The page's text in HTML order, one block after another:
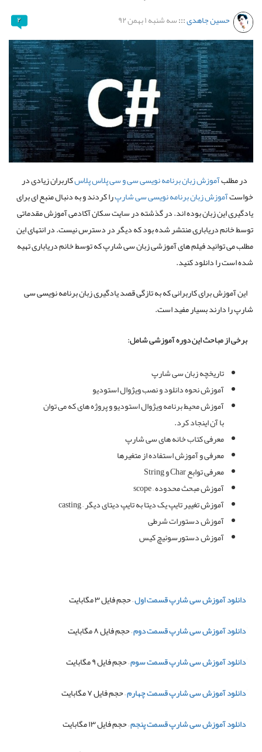
حسین جاهدی:::سه شنبه ۱ بهمن ۹۲ ۲
در مطلبآموزش زبان برنامه نویسی سی و سی پلاس پلاسکاربران زیادی در
خواستآموزش زبان برنامه نویسی سی شارپرا کردند و به دنبال منبع ای برای
یادگیری این زبان بوده اند. در گذشته در سایت سکان آکادمی آموزش مقدماتی
توسط خانم دریاباری منتشر شده بود که دیگر در دسترس نیست. در انتهای این
مطلب می توانید فیلم های آموزشی زبان سی شارپ که توسط خانم دریاباری تهیه
شده است را دانلود کنید.
این آموزش برای کاربرانی که به تازگی قصد یادگیری زبان برنامه نویسی سی
شارپ را دارند بسیار مفید است.
برخی از مباحث این دوره آموزشی شامل:
تاریخچه زبان سی شارپ
آموزش نحوه دانلود و نصب ویژوال استودیو
آموزش محیط برنامه ویژوال استودیو و پروژه های که می توان
با آن اینجاد کرد.
معرفی کتاب خانه های سی شارپ
معرفی و آموزش استفاده از متغیرها
معرفی توابع Char و String
آموزش مبحث محدوده – scope
آموزش تغییر تایپ یک دیتا به تایپ دیتای دیگر – casting
آموزش دستورات شرطی
آموزش دستورسوئیچ کیس
دانلود آموزش سی شارپ قسمت اول– حجم فایل ۳ مگابایت
دانلود آموزش سی شارپ قسمت دوم– حجم فایل ۸ مگابایت
دانلود آموزش سی شارپ قسمت سوم– حجم فایل ۹ مگابایت
دانلود آموزش سی شارپ قسمت چهارم– حجم فایل ۷ مگابایت
دانلود آموزش سی شارپ قسمت پنجم– حجم فایل ۱۳ مگابایت